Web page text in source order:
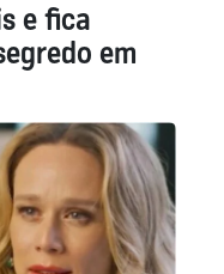
e fica
em